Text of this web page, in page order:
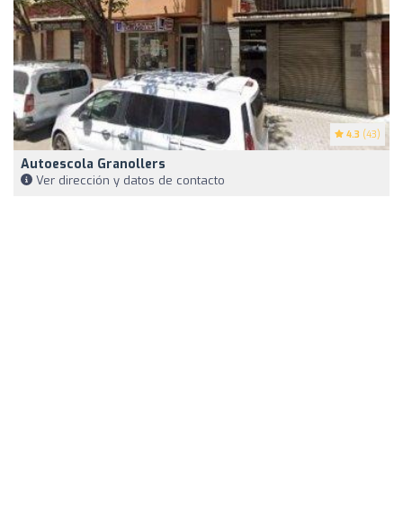
4.3 (43)
Autoescola Granollers
Ver dirección y datos de contacto